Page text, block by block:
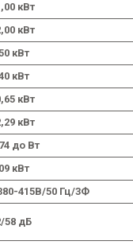
кВт
кВт
кВт
кВт
кВт
кВт
до Вт
кВт
415В/50 Гц/3Ф
58 дБ